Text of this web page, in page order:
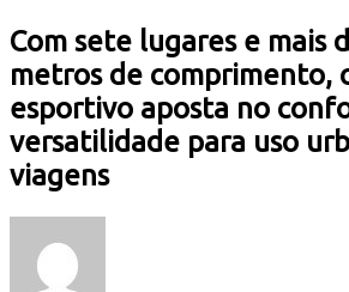
Com sete lugares e mais
metros de comprimento,
esportivo aposta no
versatilidade para uso
viagens